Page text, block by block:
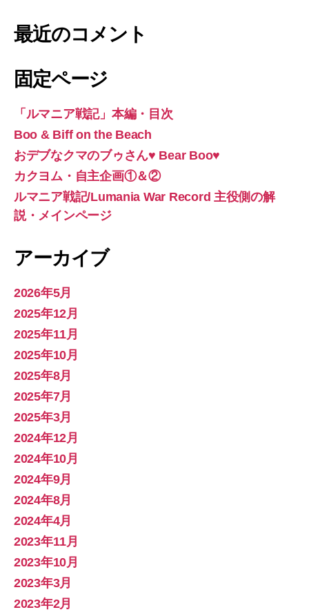
最近のコメント
固定ページ
「ルマニア戦記」本編・目次
Boo & Biff on the Beach
おデブなクマのブゥさん♥ Bear Boo♥
カクヨム・自主企画①＆②
ルマニア戦記/Lumania War Record 主役側の解
説・メインページ
アーカイブ
2026年5月
2025年12月
2025年11月
2025年10月
2025年8月
2025年7月
2025年3月
2024年12月
2024年10月
2024年9月
2024年8月
2024年4月
2023年11月
2023年10月
2023年3月
2023年2月